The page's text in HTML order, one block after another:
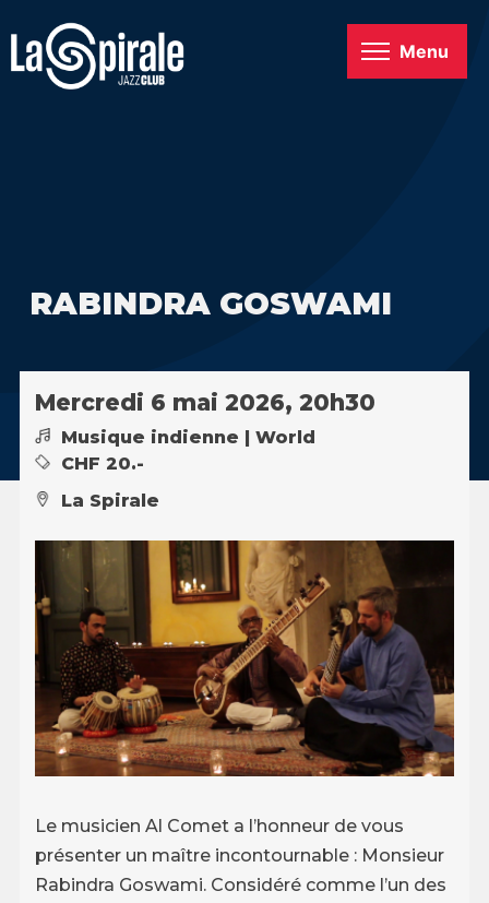
Menu
RABINDRA GOSWAMI
Mercredi 6 mai 2026, 20h30
Musique indienne | World
CHF 20.-
La Spirale
Le musicien Al Comet a l’honneur de vous
présenter un maître incontournable : Monsieur
Rabindra Goswami. Considéré comme l’un des